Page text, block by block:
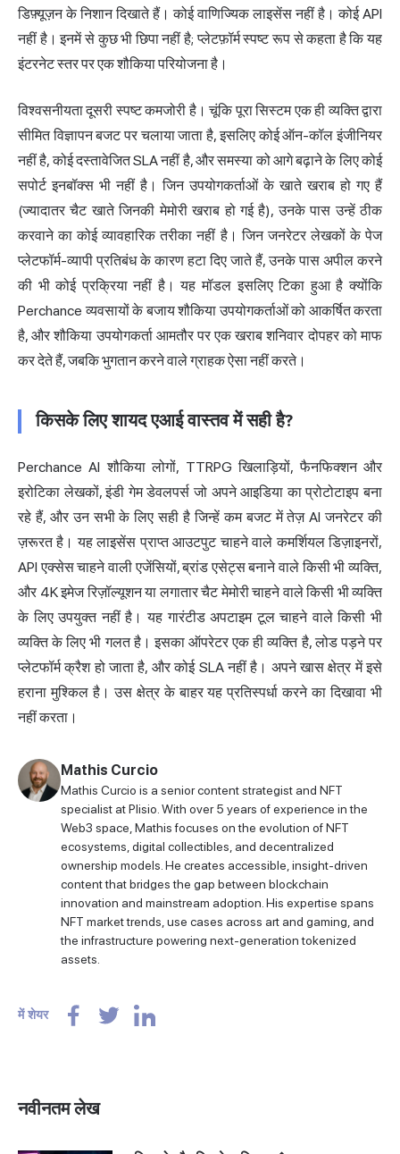
डिफ़्यूज़न के निशान दिखाते हैं। कोई वाणिज्यिक लाइसेंस नहीं है। कोई API
नहीं है। इनमें से कुछ भी छिपा नहीं है; प्लेटफ़ॉर्म स्पष्ट रूप से कहता है कि यह
इंटरनेट स्तर पर एक शौकिया परियोजना है।
विश्वसनीयता दूसरी स्पष्ट कमजोरी है। चूंकि पूरा सिस्टम एक ही व्यक्ति द्वारा
सीमित विज्ञापन बजट पर चलाया जाता है, इसलिए कोई ऑन-कॉल इंजीनियर
नहीं है, कोई दस्तावेजित SLA नहीं है, और समस्या को आगे बढ़ाने के लिए कोई
सपोर्ट इनबॉक्स भी नहीं है। जिन उपयोगकर्ताओं के खाते खराब हो गए हैं
(ज्यादातर चैट खाते जिनकी मेमोरी खराब हो गई है), उनके पास उन्हें ठीक
करवाने का कोई व्यावहारिक तरीका नहीं है। जिन जनरेटर लेखकों के पेज
प्लेटफॉर्म-व्यापी प्रतिबंध के कारण हटा दिए जाते हैं, उनके पास अपील करने
की भी कोई प्रक्रिया नहीं है। यह मॉडल इसलिए टिका हुआ है क्योंकि
Perchance व्यवसायों के बजाय शौकिया उपयोगकर्ताओं को आकर्षित करता
है, और शौकिया उपयोगकर्ता आमतौर पर एक खराब शनिवार दोपहर को माफ
कर देते हैं, जबकि भुगतान करने वाले ग्राहक ऐसा नहीं करते।
किसके लिए शायद एआई वास्तव में सही है?
Perchance AI शौकिया लोगों, TTRPG खिलाड़ियों, फैनफिक्शन और
इरोटिका लेखकों, इंडी गेम डेवलपर्स जो अपने आइडिया का प्रोटोटाइप बना
रहे हैं, और उन सभी के लिए सही है जिन्हें कम बजट में तेज़ AI जनरेटर की
ज़रूरत है। यह लाइसेंस प्राप्त आउटपुट चाहने वाले कमर्शियल डिज़ाइनरों,
API एक्सेस चाहने वाली एजेंसियों, ब्रांड एसेट्स बनाने वाले किसी भी व्यक्ति,
और 4K इमेज रिज़ॉल्यूशन या लगातार चैट मेमोरी चाहने वाले किसी भी व्यक्ति
के लिए उपयुक्त नहीं है। यह गारंटीड अपटाइम टूल चाहने वाले किसी भी
व्यक्ति के लिए भी गलत है। इसका ऑपरेटर एक ही व्यक्ति है, लोड पड़ने पर
प्लेटफॉर्म क्रैश हो जाता है, और कोई SLA नहीं है। अपने खास क्षेत्र में इसे
हराना मुश्किल है। उस क्षेत्र के बाहर यह प्रतिस्पर्धा करने का दिखावा भी
नहीं करता।
Mathis Curcio
Mathis Curcio is a senior content strategist and NFT
specialist at Plisio. With over 5 years of experience in the
Web3 space, Mathis focuses on the evolution of NFT
ecosystems, digital collectibles, and decentralized
ownership models. He creates accessible, insight-driven
content that bridges the gap between blockchain
innovation and mainstream adoption. His expertise spans
NFT market trends, use cases across art and gaming, and
the infrastructure powering next-generation tokenized
assets.
में शेयर
नवीनतम लेख